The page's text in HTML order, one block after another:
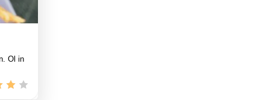
Öl in